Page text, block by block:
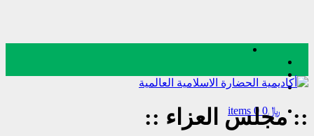
﷼0 0 items ::مجلس العزاء ::